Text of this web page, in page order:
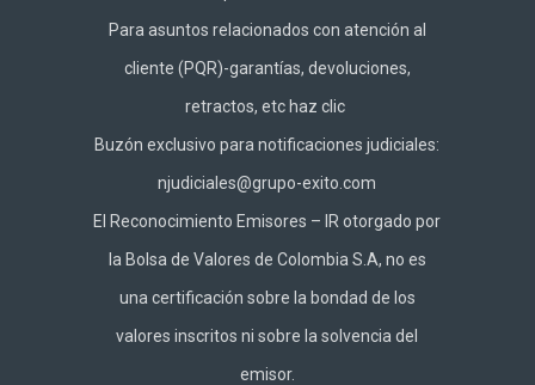
Para asuntos relacionados con atención al
cliente (PQR)-garantías, devoluciones,
retractos, etc hazclic
Buzón exclusivo para notificaciones judiciales:
njudiciales@grupo-exito.com
El Reconocimiento Emisores – IR otorgado por
la Bolsa de Valores de Colombia S.A, no es
una certificación sobre la bondad de los
valores inscritos ni sobre la solvencia del
emisor.